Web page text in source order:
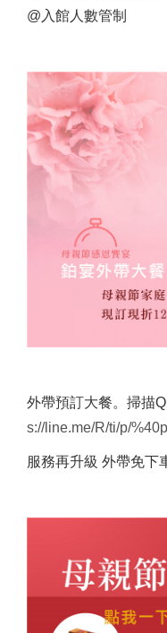
@入館人數管制
外帶預訂大餐。掃描
s://line.me/R/ti/p/
服務再升級 外帶免下